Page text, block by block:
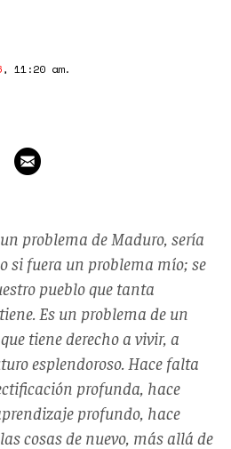
, 11:20 am.
problema de Maduro, sería
si fuera un problema mío; se
pueblo que tanta
Es un problema de un
tiene derecho a vivir, a
esplendoroso. Hace falta
profunda, hace
profundo, hace
cosas de nuevo, más allá de